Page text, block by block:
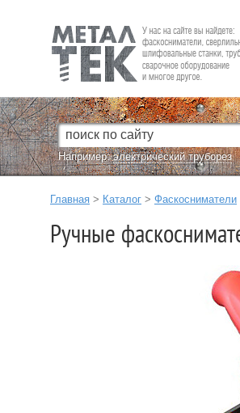
Fein — Профессиональный электроинструмент для
металла.
Например:электрический труборез
Главная > Каталог > Фаскосниматели
Ручные